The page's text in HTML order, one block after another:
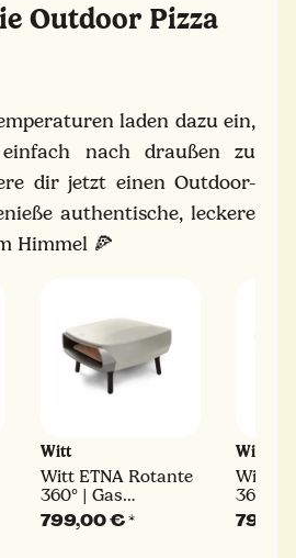
Outdoor Pizza
laden dazu ein,
nach draußen zu
dir jetzt einen Outdoor-
authentische, leckere
Himmel 🍕
Witt
Witt ETNA Rotante
360° | Gas
Pizzaofen | 16" |
Stone
799,00 €*
Witt
Witt
360° |
Orange